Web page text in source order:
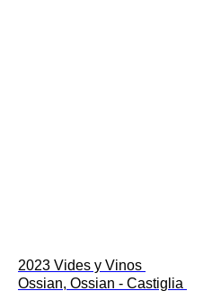
2023 Vides y Vinos
Ossian, Ossian - Castiglia